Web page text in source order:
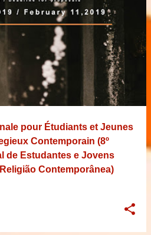
pour Étudiants et Jeunes
Contemporain (8º
de Estudantes e Jovens
Contemporânea)